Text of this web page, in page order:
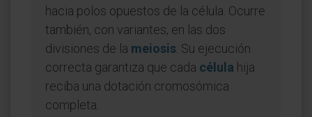
hacia polos opuestos de la célula. Ocurre
también, con variantes, en las dos
divisiones de la meiosis . Su ejecución
correcta garantiza que cada célula hija
reciba una dotación cromosómica
completa.